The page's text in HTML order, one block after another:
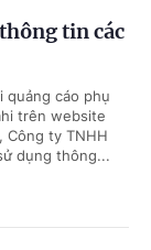
tin các
quảng cáo phụ
trên website
Công ty TNHH
dụng thông...